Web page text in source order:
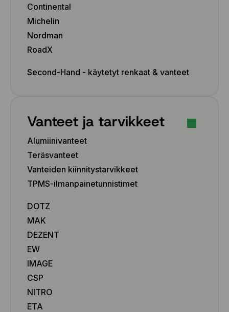
Continental
Michelin
Nordman
RoadX
Second-Hand - käytetyt renkaat & vanteet
Vanteet ja tarvikkeet
Alumiinivanteet
Teräsvanteet
Vanteiden kiinnitystarvikkeet
TPMS-ilmanpainetunnistimet
DOTZ
MAK
DEZENT
EW
IMAGE
CSP
NITRO
ETA